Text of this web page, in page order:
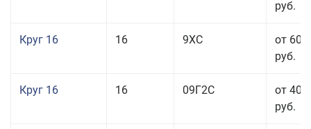
руб.
Круг 16 16 9ХС
от 60
руб.
Круг 16 16 09Г2С
от 40
руб.